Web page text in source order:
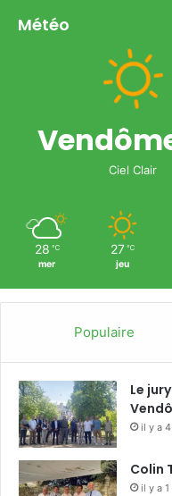
Météo
Ciel Clair
28 ℃
mer
27 ℃
jeu
Populaire
Le
il y a
Colin
il y a